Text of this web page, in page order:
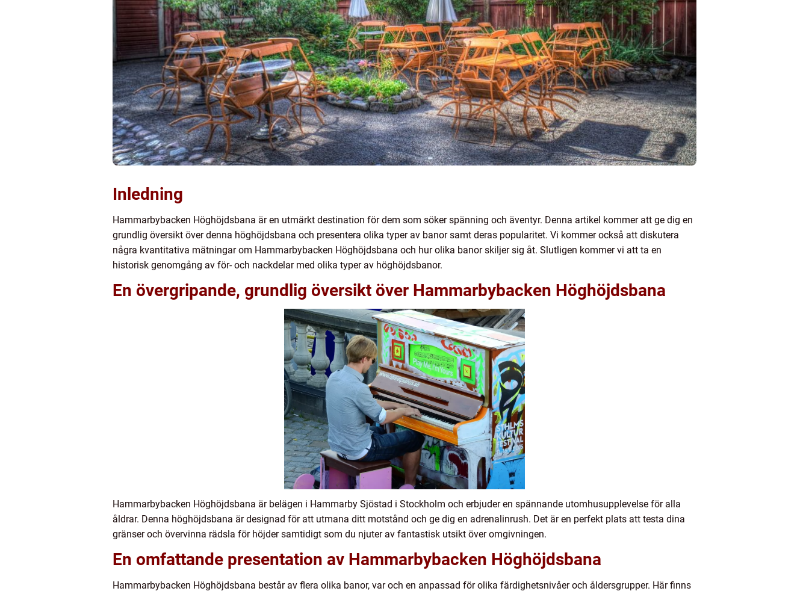
Inledning
Hammarbybacken Höghöjdsbana är en utmärkt destination för dem som söker spänning och äventyr. Denna artikel kommer att ge dig en
grundlig översikt över denna höghöjdsbana och presentera olika typer av banor samt deras popularitet. Vi kommer också att diskutera
några kvantitativa mätningar om Hammarbybacken Höghöjdsbana och hur olika banor skiljer sig åt. Slutligen kommer vi att ta en
historisk genomgång av för- och nackdelar med olika typer av höghöjdsbanor.
En övergripande, grundlig översikt över Hammarbybacken Höghöjdsbana
Hammarbybacken Höghöjdsbana är belägen i Hammarby Sjöstad i Stockholm och erbjuder en spännande utomhusupplevelse för alla
åldrar. Denna höghöjdsbana är designad för att utmana ditt motstånd och ge dig en adrenalinrush. Det är en perfekt plats att testa dina
gränser och övervinna rädsla för höjder samtidigt som du njuter av fantastisk utsikt över omgivningen.
En omfattande presentation av Hammarbybacken Höghöjdsbana
Hammarbybacken Höghöjdsbana består av flera olika banor, var och en anpassad för olika färdighetsnivåer och åldersgrupper. Här finns